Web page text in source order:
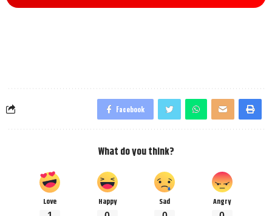
Facebook
What do you think?
Love Happy Sad Angry